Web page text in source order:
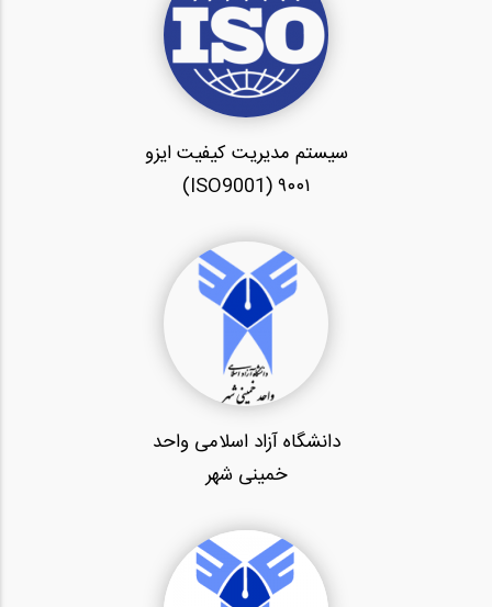
سیستم مدیریت کیفیت ایزو
۹۰۰۱ (ISO9001)
دانشگاه آزاد اسلامی واحد
خمینی شهر